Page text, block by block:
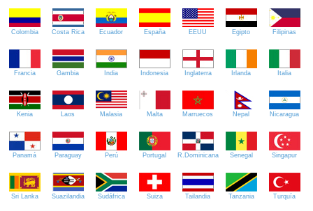
Colombia Costa Rica Ecuador España EEUU Egipto Filipinas
Francia Gambia India Indonesia Inglaterra Irlanda Italia
Kenia Laos Malasia Malta Marruecos Nepal Nicaragua
Panamá Paraguay Perú Portugal R.Dominicana Senegal Singapur
Sri Lanka Suazilandia Sudáfrica Suiza Tailandia Tanzania Turquía